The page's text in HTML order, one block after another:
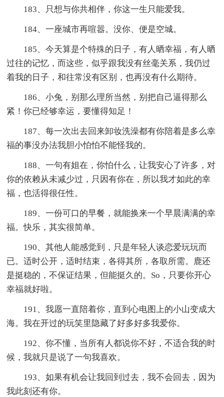
183、只想与你共相伴，你这一生只能爱我。
184、一座城市再喧嚣。没你、便是空城。
185、今天算是个特殊的日子，有人晒幸福，有人晒
过往的记忆，而这些，似乎跟我没有丝毫关系，我仍过
着我的日子，和往常没有区别，也再没有什么期待。
186、小兔，别那么理所当然，别把自己逼得那么
紧！你已经够幸运，要懂得知足！
187、每一次出去回来卸妆洗澡都有你陪着是多么幸
福的事没办法我胆小怕怕不能怪我的。
188、一句有姐在，你怕什么，让我安心了许多，对
你的依赖从未减少过，只因有你在，所以我才如此的幸
福，也活得很任性。
189、一份可口的早餐，就能换来一个早晨满满的幸
福。快乐，其实很简单。
190、其他人能感觉到，只是年轻人谈恋爱玩玩而
已。适时公开，适时结束，各得其所，各取所需。鹿还
是挺稳的，不保证结果，但能挺久的。So，只要你开心
幸福就好啦。
191、我愿一直陪着你，直到心电图上的小山变成大
海。我在开过的玩笑里隐藏了好多好多我爱你。
192、你不懂，当所有人都说你不好，不适合我的时
候，我就只是说了一句我喜欢。
193、如果有机会让我回到过去，我不会回去，因为
我此刻还有你。